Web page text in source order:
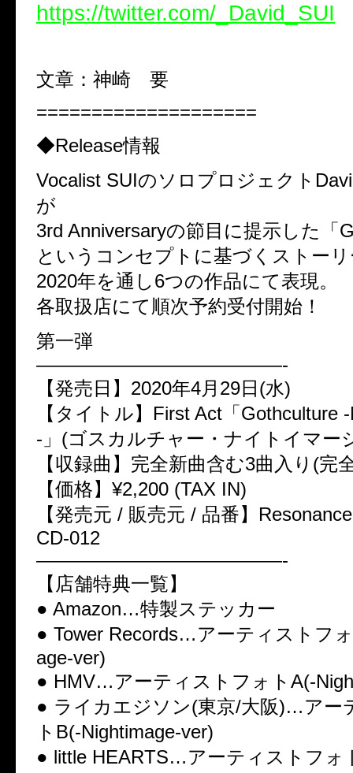
https://twitter.com/_David_SUI
文章：神崎 要
====================
◆Release情報
Vocalist SUIのソロプロジェクト
が
3rd Anniversaryの節目に提示した「
というコンセプトに基づくストー
2020年を通し6つの作品にて表現。
各取扱店にて順次予約受付開始！
第一弾
—————————————-
【発売日】2020年4月29日(水)
【タイトル】First Act「Gothculture
-」(ゴスカルチャー・ナイトイマー
【収録曲】完全新曲含む3曲入り(完
【価格】¥2,200 (TAX IN)
【発売元 / 販売元 / 品番】
CD-012
—————————————-
【店舗特典一覧】
● Amazon…特製ステッカー
● Tower Records…アーティストフ
age-ver)
● HMV…アーティストフォトA(-
● ライカエジソン(東京/大阪)…アー
トB(-Nightimage-ver)
● little HEARTS…アーティストフォ